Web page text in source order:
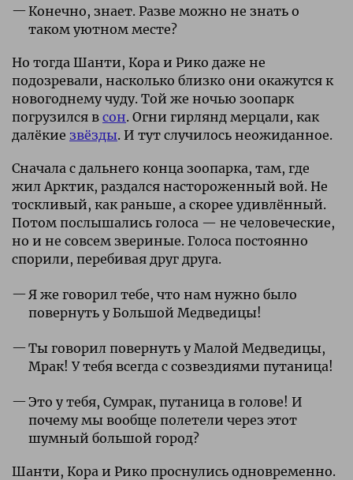
Конечно, знает. Разве можно не знать о
таком уютном месте?
Но тогда Шанти, Кора и Рико даже не
подозревали, насколько близко они окажутся к
новогоднему чуду. Той же ночью зоопарк
погрузился в сон. Огни гирлянд мерцали, как
далёкие звёзды. И тут случилось неожиданное.
Сначала с дальнего конца зоопарка, там, где
жил Арктик, раздался настороженный вой. Не
тоскливый, как раньше, а скорее удивлённый.
Потом послышались голоса — не человеческие,
но и не совсем звериные. Голоса постоянно
спорили, перебивая друг друга.
Я же говорил тебе, что нам нужно было
повернуть у Большой Медведицы!
Ты говорил повернуть у Малой Медведицы,
Мрак! У тебя всегда с созвездиями путаница!
Это у тебя, Сумрак, путаница в голове! И
почему мы вообще полетели через этот
шумный большой город?
Шанти, Кора и Рико проснулись одновременно.